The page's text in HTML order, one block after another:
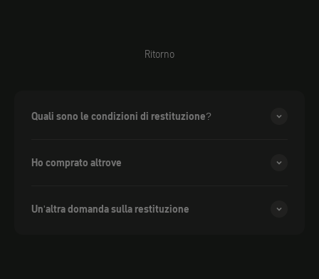
Ritorno
Quali sono le condizioni di restituzione?
Ho comprato altrove
Un'altra domanda sulla restituzione